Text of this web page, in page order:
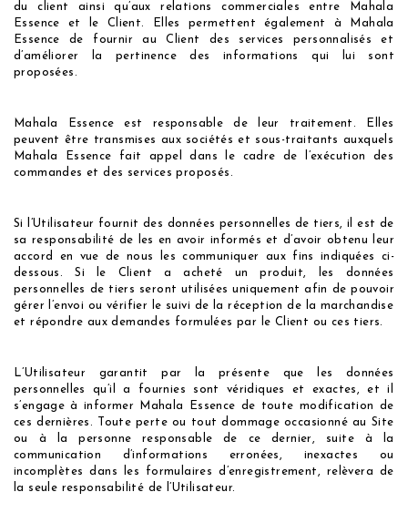
du client ainsi qu’aux relations commerciales entre Mahala
Essence et le Client. Elles permettent également à Mahala
Essence de fournir au Client des services personnalisés et
d’améliorer la pertinence des informations qui lui sont
proposées.
Mahala Essence est responsable de leur traitement. Elles
peuvent être transmises aux sociétés et sous-traitants auxquels
Mahala Essence fait appel dans le cadre de l’exécution des
commandes et des services proposés.
Si l’Utilisateur fournit des données personnelles de tiers, il est de
sa responsabilité de les en avoir informés et d’avoir obtenu leur
accord en vue de nous les communiquer aux fins indiquées ci-
dessous. Si le Client a acheté un produit, les données
personnelles de tiers seront utilisées uniquement afin de pouvoir
gérer l’envoi ou vérifier le suivi de la réception de la marchandise
et répondre aux demandes formulées par le Client ou ces tiers.
L’Utilisateur garantit par la présente que les données
personnelles qu’il a fournies sont véridiques et exactes, et il
s’engage à informer Mahala Essence de toute modification de
ces dernières. Toute perte ou tout dommage occasionné au Site
ou à la personne responsable de ce dernier, suite à la
communication d’informations erronées, inexactes ou
incomplètes dans les formulaires d’enregistrement, relèvera de
la seule responsabilité de l’Utilisateur.